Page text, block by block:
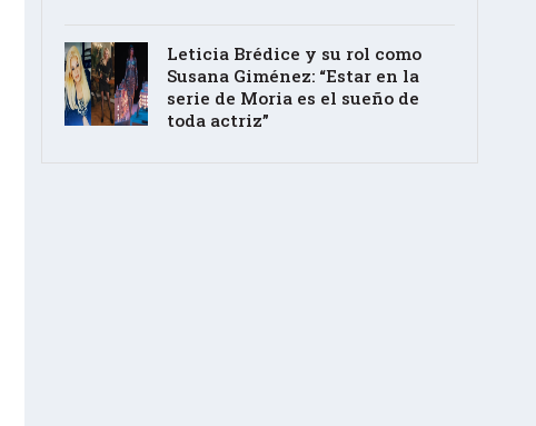
Leticia Brédice y su rol como
Susana Giménez: “Estar en la
serie de Moria es el sueño de
toda actriz”